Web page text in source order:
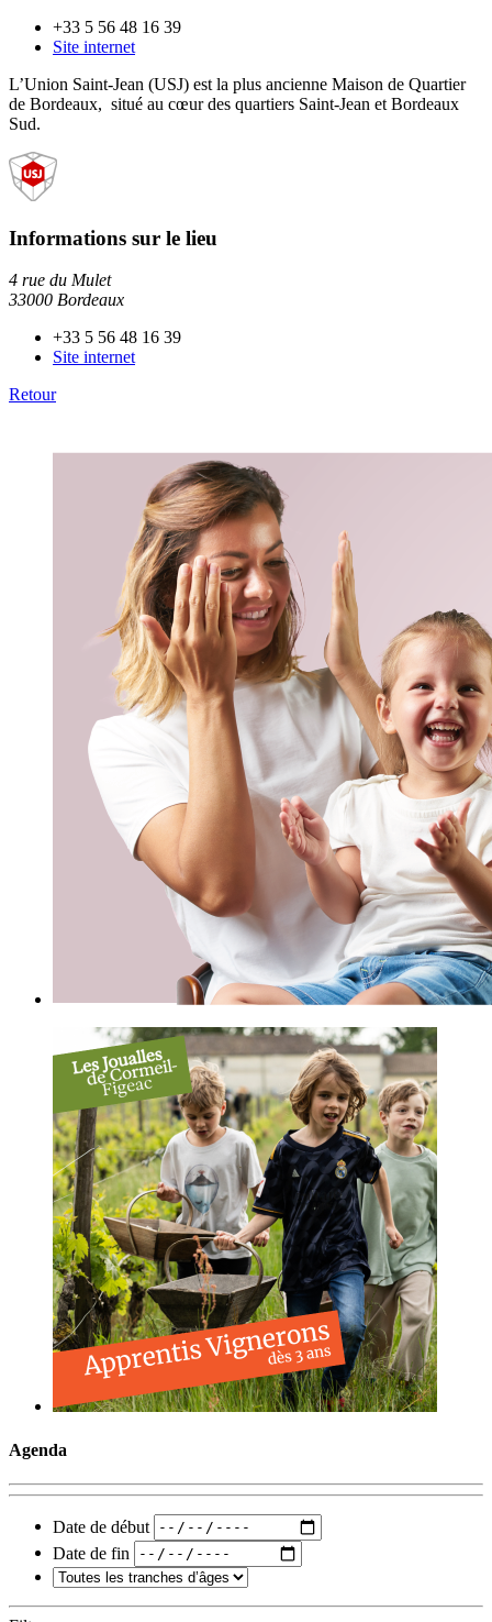
+33 5 56 48 16 39
Site internet
L’Union Saint-Jean (USJ) est la plus ancienne Maison de Quartier
de Bordeaux, situé au cœur des quartiers Saint-Jean et Bordeaux
Sud.
Informations sur le lieu
4 rue du Mulet
33000 Bordeaux
+33 5 56 48 16 39
Site internet
Retour
Agenda
Date de début
Date de fin